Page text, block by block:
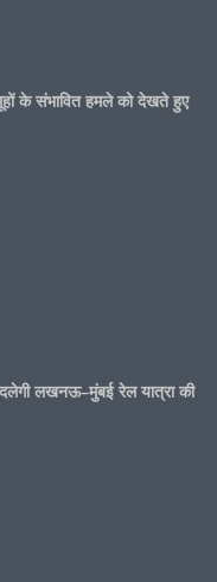
के संभावित हमले को देखते हुए
लखनऊ–मुंबई रेल यात्रा की